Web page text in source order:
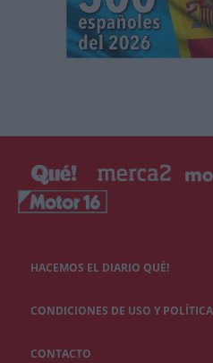
HACEMOS EL DIARIO QUÉ!
CONDICIONES DE USO Y
CONTACTO